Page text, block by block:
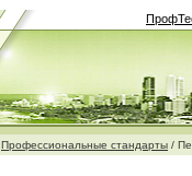
Профессиональные стандарты /